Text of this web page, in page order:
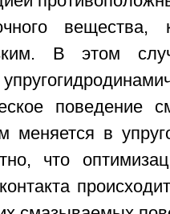
вещества,
В этом
поведение
меняется в
что